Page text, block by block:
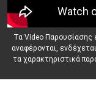
ΓΛΥΦΑΔΑ
ΚΕΝΤΡΙΚΕΣ
ΘΕΣΣΑΛΟΝΙΚΗ
Τα Video Παρουσίασης
αναφέρονται,
τα χαρακτηριστικά